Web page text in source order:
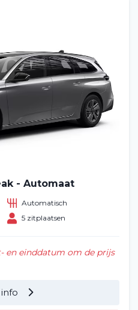
- Automaat
Automatisch
5 zitplaatsen
en einddatum om de prijs